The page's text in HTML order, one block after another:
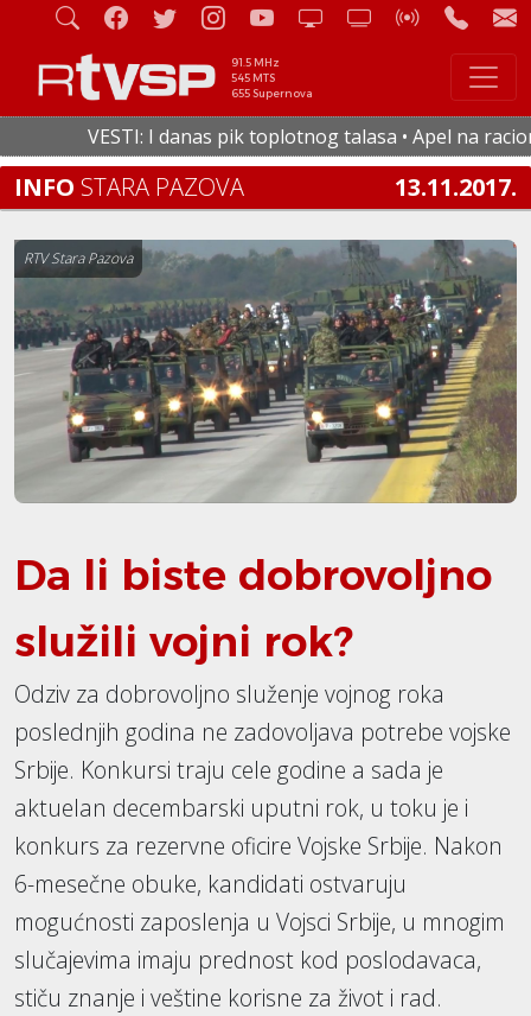
91.5 MHz
545 MTS
655 Supernova
VESTI: I danas pik toplotnog talasa • Apel na
INFO STARA PAZOVA 13.11.2017.
RTV Stara Pazova
Da li biste dobrovoljno
služili vojni rok?
Odziv za dobrovoljno služenje vojnog roka
poslednjih godina ne zadovoljava potrebe vojske
Srbije. Konkursi traju cele godine a sada je
aktuelan decembarski uputni rok, u toku je i
konkurs za rezervne oficire Vojske Srbije. Nakon
6-mesečne obuke, kandidati ostvaruju
mogućnosti zaposlenja u Vojsci Srbije, u mnogim
slučajevima imaju prednost kod poslodavaca,
stiču znanje i veštine korisne za život i rad.